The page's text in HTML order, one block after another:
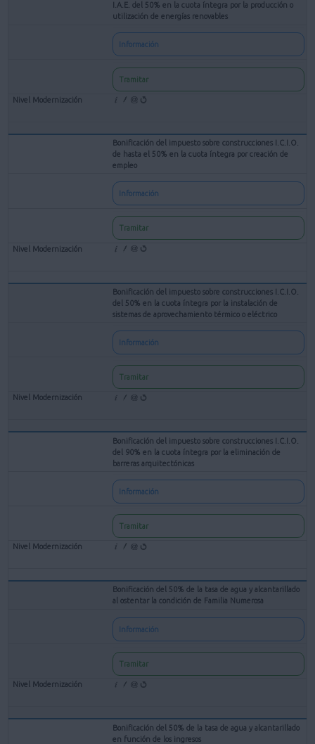
I.A.E. del 50% en la cuota íntegra por la producción o
utilización de energías renovables
Información
Tramitar
Bonificación del impuesto sobre construcciones I.C.I.O.
de hasta el 50% en la cuota íntegra por creación de
empleo
Información
Tramitar
Bonificación del impuesto sobre construcciones I.C.I.O.
del 50% en la cuota íntegra por la instalación de
sistemas de aprovechamiento térmico o eléctrico
Información
Tramitar
Bonificación del impuesto sobre construcciones I.C.I.O.
del 90% en la cuota íntegra por la eliminación de
barreras arquitectónicas
Información
Tramitar
Bonificación del 50% de la tasa de agua y alcantarillado
al ostentar la condición de Familia Numerosa
Información
Tramitar
Bonificación del 50% de la tasa de agua y alcantarillado
en función de los ingresos